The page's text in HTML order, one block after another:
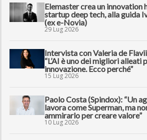
Elemaster crea un innovation
startup deep tech, alla guida
(ex e-Novia)
29 Lug 2026
Intervista con Valeria de
“L’AI è uno dei migliori alleati
innovazione. Ecco perché”
15 Lug 2026
Paolo Costa (Spindox): “Un
lavora come Superman, ma
ammirarlo per creare valore”
10 Lug 2026